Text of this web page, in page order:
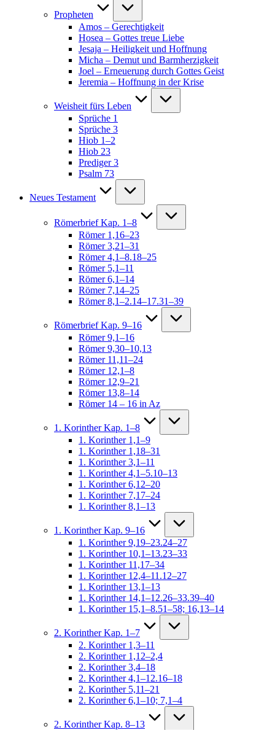
Propheten
Amos – Gerechtigkeit
Hosea – Gottes treue Liebe
Jesaja – Heiligkeit und Hoffnung
Micha – Demut und Barmherzigkeit
Joel – Erneuerung durch Gottes Geist
Jeremia – Hoffnung in der Krise
Weisheit fürs Leben
Sprüche 1
Sprüche 3
Hiob 1–2
Hiob 23
Prediger 3
Psalm 73
Neues Testament
Römerbrief Kap. 1–8
Römer 1,16–23
Römer 3,21–31
Römer 4,1–8.18–25
Römer 5,1–11
Römer 6,1–14
Römer 7,14–25
Römer 8,1–2.14–17.31–39
Römerbrief Kap. 9–16
Römer 9,1–16
Römer 9,30–10,13
Römer 11,11–24
Römer 12,1–8
Römer 12,9–21
Römer 13,8–14
Römer 14 – 16 in Az
1. Korinther Kap. 1–8
1. Korinther 1,1–9
1. Korinther 1,18–31
1. Korinther 3,1–11
1. Korinther 4,1–5.10–13
1. Korinther 6,12–20
1. Korinther 7,17–24
1. Korinther 8,1–13
1. Korinther Kap. 9–16
1. Korinther 9,19–23.24–27
1. Korinther 10,1–13.23–33
1. Korinther 11,17–34
1. Korinther 12,4–11.12–27
1. Korinther 13,1–13
1. Korinther 14,1–12.26–33.39–40
1. Korinther 15,1–8.51–58; 16,13–14
2. Korinther Kap. 1–7
2. Korinther 1,3–11
2. Korinther 1,12–2,4
2. Korinther 3,4–18
2. Korinther 4,1–12.16–18
2. Korinther 5,11–21
2. Korinther 6,1–10; 7,1–4
2. Korinther Kap. 8–13